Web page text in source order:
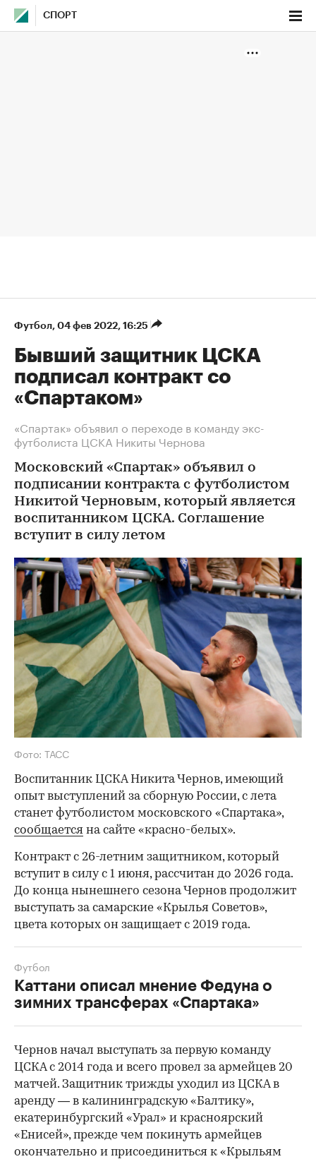
СПОРТ
Футбол⁠, 04 фев 2022, 16:25
Бывший защитник ЦСКА
подписал контракт со
«Спартаком»
«Спартак» объявил о переходе в команду экс-
футболиста ЦСКА Никиты Чернова
Московский «Спартак» объявил о
подписании контракта с футболистом
Никитой Черновым, который является
воспитанником ЦСКА. Соглашение
вступит в силу летом
Фото: ТАСС
Воспитанник ЦСКА Никита Чернов, имеющий
опыт выступлений за сборную России, с лета
станет футболистом московского «Спартака»,
сообщается на сайте «красно-белых».
Контракт с 26-летним защитником, который
вступит в силу с 1 июня, рассчитан до 2026 года.
До конца нынешнего сезона Чернов продолжит
выступать за самарские «Крылья Советов»,
цвета которых он защищает с 2019 года.
Каттани описал мнение Федуна о
зимних трансферах «Спартака»
Футбол
Чернов начал выступать за первую команду
ЦСКА с 2014 года и всего провел за армейцев 20
матчей. Защитник трижды уходил из ЦСКА в
аренду — в калининградскую «Балтику»,
екатеринбургский «Урал» и красноярский
«Енисей», прежде чем покинуть армейцев
окончательно и присоединиться к «Крыльям